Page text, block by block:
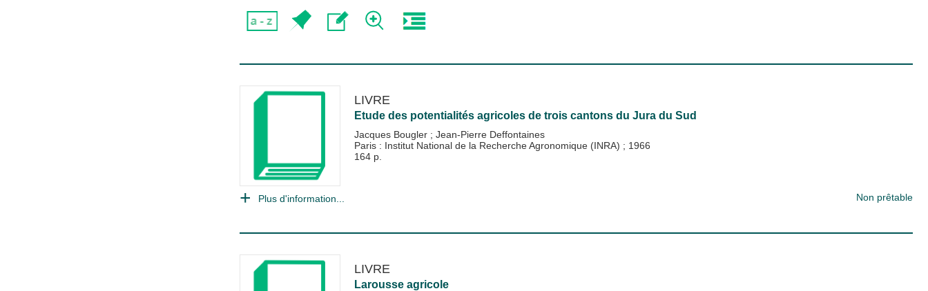
LIVRE
Etude des potentialités agricoles de trois cantons du Jura du Sud
Jacques Bougler ; Jean-Pierre Deffontaines
Paris : Institut National de la Recherche Agronomique (INRA) ; 1966
164 p.
Plus d'information... Non prêtable
LIVRE
Larousse agricole